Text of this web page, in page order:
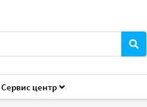
Сервис центр